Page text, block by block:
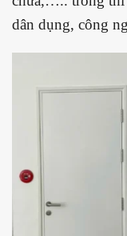
dân dụng, công